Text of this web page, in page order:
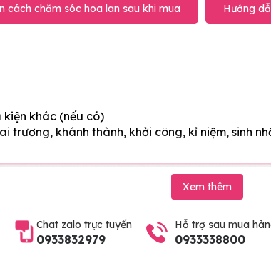
cách chăm sóc hoa lan sau khi mua Hướng
kiện khác (nếu có)
trương, khánh thành, khởi công, kỉ niệm, sinh
Xem thêm
Chat zalo trực tuyến
0933832979
Hỗ trợ sau mua
0933338800